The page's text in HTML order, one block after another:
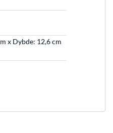
x Dybde: 12,6 cm